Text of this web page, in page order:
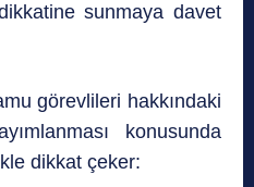
sunmaya davet
görevlileri hakkındaki
konusunda
dikkat çeker: